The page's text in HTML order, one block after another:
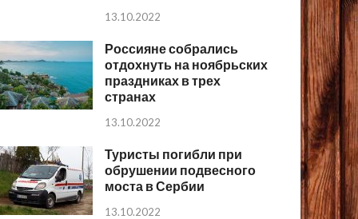
13.10.2022
Россияне собрались
отдохнуть на ноябрьских
праздниках в трех
странах
13.10.2022
Туристы погибли при
обрушении подвесного
моста в Сербии
13.10.2022